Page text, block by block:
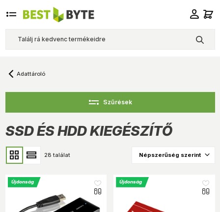
Adattároló
SSD ÉS HDD KIEGÉSZÍTŐ
28 találat
Újdonság Újdonság
Szűrések